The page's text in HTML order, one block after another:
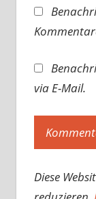
via E-Mail.
Diese